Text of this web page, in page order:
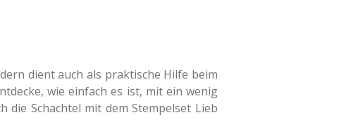
dient auch als praktische Hilfe beim
wie einfach es ist, mit ein wenig
Schachtel mit dem Stempelset Lieb